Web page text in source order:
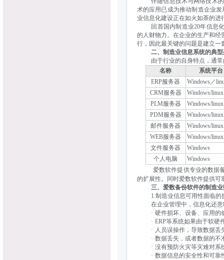
术的应用已成为推动制造企业
业信息化建设正在如火如荼的进
回首国内制造业20年信息化
的人财物力。在企业的生产和
行，因此最关键的问题是建立一
二、制造业信息系统的典
由于行业的自身特点，通常
名称
系统平台
ERP服务器
Windows／
CRM服务器
Windows/linux
PLM服务器
Windows/linux
PDM服务器
Windows/linux
邮件服务器
Windows/linux
WEB服务器
Windows/linux
文件服务器
Windows
个人电脑
Windows
爱数软件提供专业的数据
的扩展性。同时爱数软件提供可
三、爱数备份软件的制造
1.制造业信息可用性面临的
在企业管理中，信息化还意
· 硬件损坏、设备、应用的
· ERP等系统如果由于软硬件
· 人员误操作，导致数据丢
· 数据丢失，或者数据的不
· 没有预防火灾等灾难对系
· 数据信息的安全性和可靠